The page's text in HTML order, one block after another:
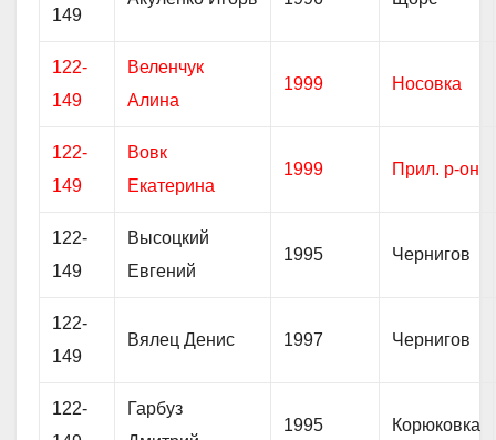
149
122-
149
Веленчук
Алина
1999 Носовка
122-
149
Вовк
Екатерина
1999 Прил. р-он
122-
149
Высоцкий
Евгений
1995 Чернигов
122-
149
Вялец Денис 1997 Чернигов
122-
Гарбуз
1995 Корюковка